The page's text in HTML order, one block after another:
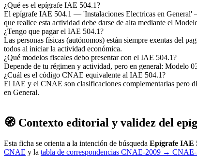
¿Qué es el epígrafe IAE 504.1?
El epígrafe IAE 504.1 — 'Instalaciones Electricas en General'
que realice esta actividad debe darse de alta mediante el
¿Tengo que pagar el IAE 504.1?
Las personas físicas (autónomos) están siempre exentas del
todos al iniciar la actividad económica.
¿Qué modelos fiscales debo presentar con el IAE 504.1?
Depende de tu régimen y actividad, pero en general: Modelo
¿Cuál es el código CNAE equivalente al IAE 504.1?
El IAE y el CNAE son clasificaciones complementarias pero
en General.
🧭 Contexto editorial y validez del
Esta ficha se orienta a la intención de búsqueda Epígrafe IAE
CNAE y la tabla de correspondencias CNAE-2009 →